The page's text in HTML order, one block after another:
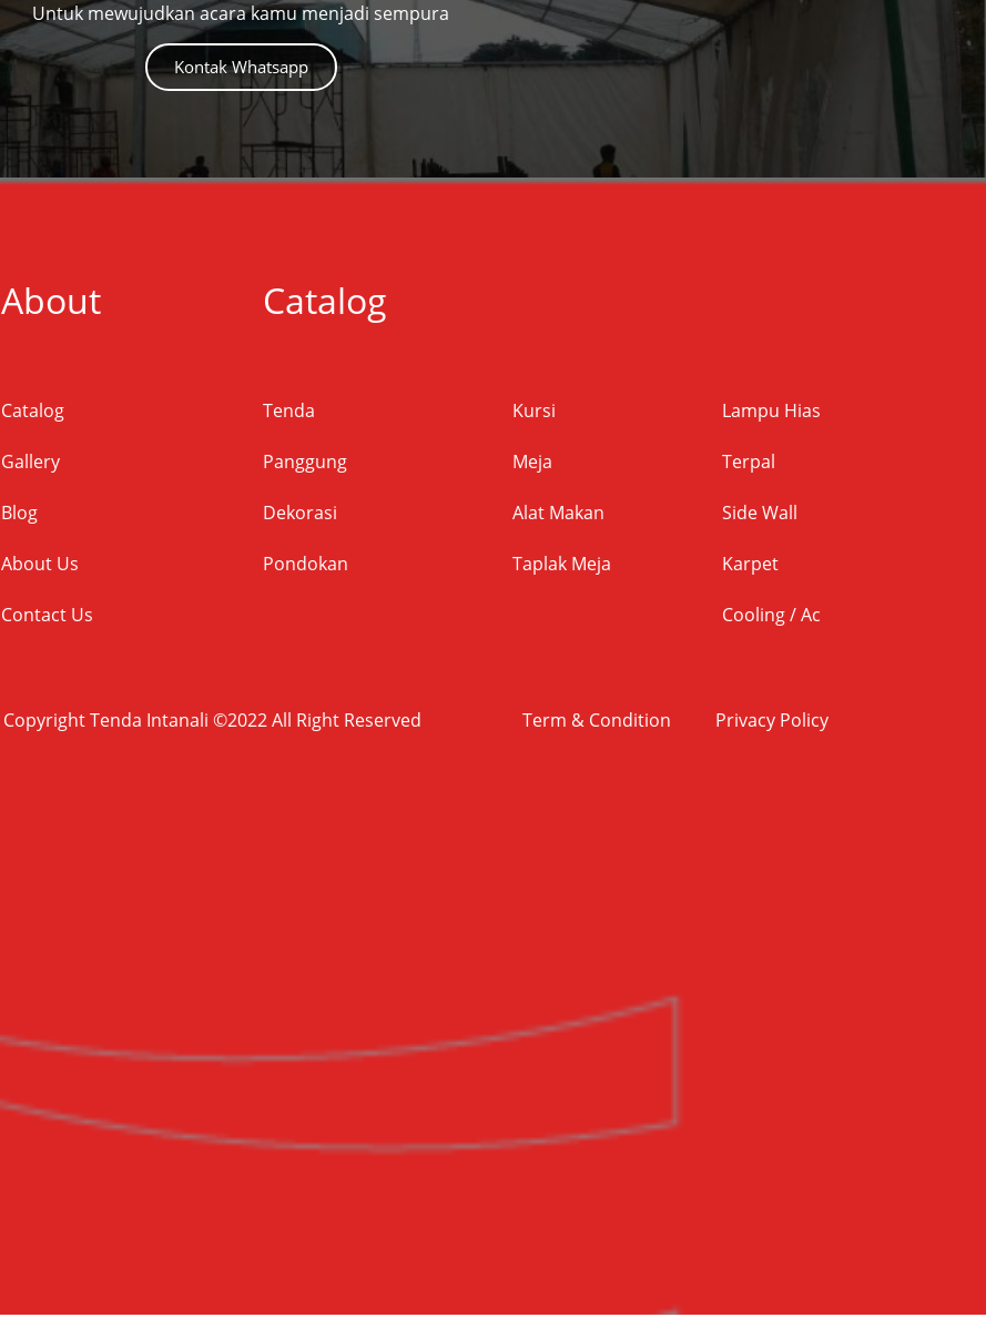
Untuk mewujudkan acara kamu menjadi sempura
Kontak Whatsapp
About
Catalog
Gallery
Blog
About Us
Contact Us
Catalog
Tenda
Panggung
Dekorasi
Pondokan
Kursi
Meja
Alat Makan
Taplak Meja
Lampu Hias
Terpal
Side Wall
Karpet
Cooling / Ac
Copyright Tenda Intanali ©2022 All Right Reserved Term & Condition Privacy Policy